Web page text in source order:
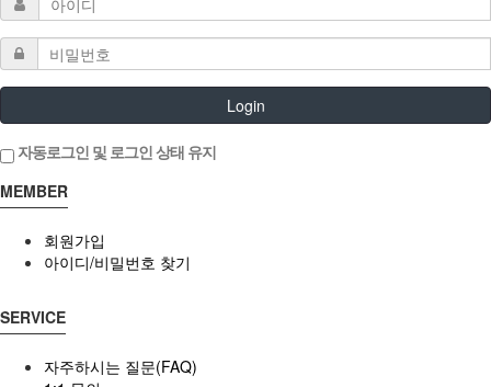
Login
자동로그인 및 로그인 상태 유지
MEMBER
회원가입
아이디/비밀번호 찾기
SERVICE
자주하시는 질문(FAQ)